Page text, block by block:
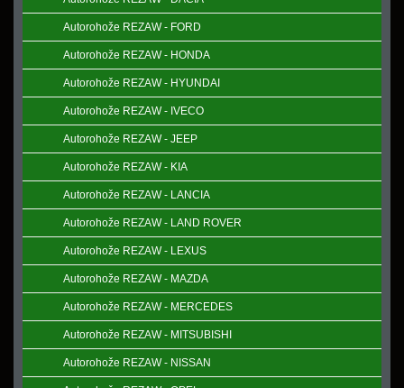
Autorohože REZAW - FORD
Autorohože REZAW - HONDA
Autorohože REZAW - HYUNDAI
Autorohože REZAW - IVECO
Autorohože REZAW - JEEP
Autorohože REZAW - KIA
Autorohože REZAW - LANCIA
Autorohože REZAW - LAND ROVER
Autorohože REZAW - LEXUS
Autorohože REZAW - MAZDA
Autorohože REZAW - MERCEDES
Autorohože REZAW - MITSUBISHI
Autorohože REZAW - NISSAN